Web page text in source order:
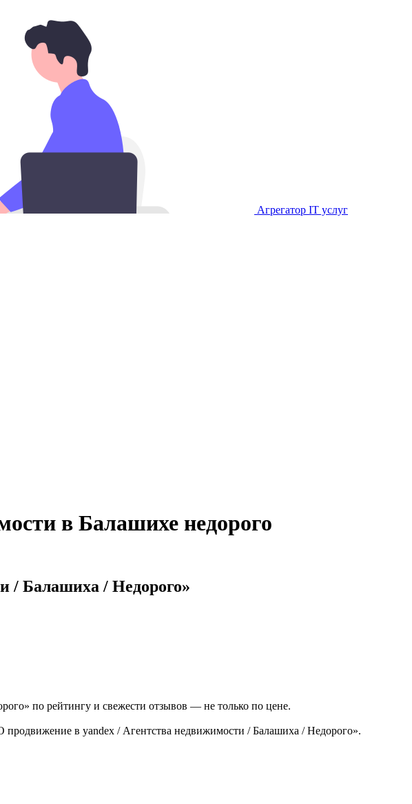
Агрегатор IT услуг
в Балашихе недорого
/ Балашиха / Недорого»
по рейтингу и свежести отзывов — не только по цене.
продвижение в yandex / Агентства недвижимости / Балашиха / Недорого».